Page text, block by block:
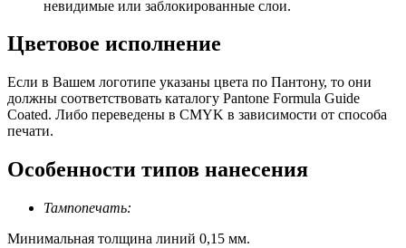
невидимые или заблокированные слои.
Цветовое исполнение
Если в Вашем логотипе указаны цвета по Пантону, то они
должны соответствовать каталогу Pantone Formula Guide
Coated. Либо переведены в CMYK в зависимости от способа
печати.
Особенности типов нанесения
Тампопечать:
Минимальная толщина линий 0,15 мм.